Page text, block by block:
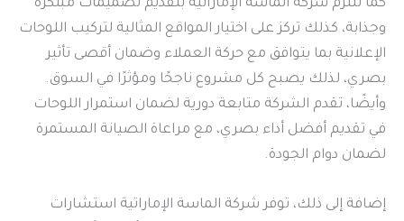
كما تلتزم شركة الماسة الإماراتية بتقديم تصميمات مبتكرة
وجذابة، كذلك تركز على اختيار المواقع المثالية لتركيب اللوحات
الإعلانية بما يتوافق مع حركة العملاء وضمان أقصى تأثير
بصري، لذلك يصبح كل مشروع ناجحًا ومؤثرًا في السوق.
وأيضًا، تقدم الشركة متابعة دورية لضمان استمرار اللوحات
في تقديم أفضل أداء بصري، مع مراعاة الصيانة المستمرة
لضمان دوام الجودة.
إضافة إلى ذلك، توفر شركة الماسة الإماراتية استشارات